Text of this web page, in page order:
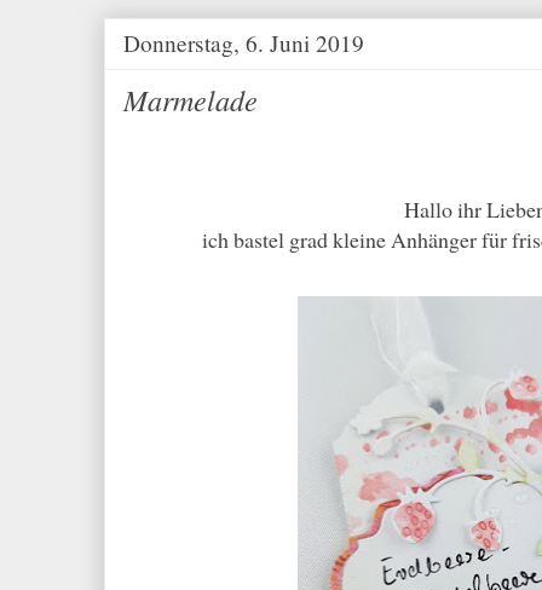
Donnerstag, 6. Juni 2019
Marmelade
Hallo ihr
ich bastel grad kleine Anhänger für